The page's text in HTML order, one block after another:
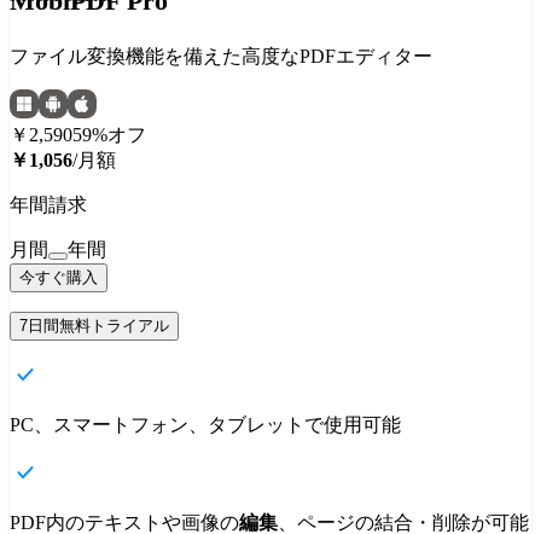
ファイル変換機能を備えた高度なPDFエディター
￥2,59059%オフ
￥1,056/月額
年間請求
月間 年間
今すぐ購入
7日間無料トライアル
PC、スマートフォン、タブレットで使用可能
PDF内のテキストや画像の編集 、ページの結合・削除が可能